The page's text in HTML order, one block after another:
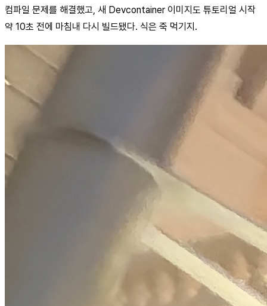
컴파일 문제를 해결했고, 새 Devcontainer 이미지도 튜토리얼 시작
약 10초 전에 마침내 다시 빌드됐다. 식은 죽 먹기지.